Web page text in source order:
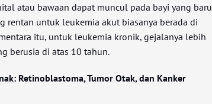
atau bawaan dapat muncul pada bayi yang baru
rentan untuk leukemia akut biasanya berada di
itu, untuk leukemia kronik, gejalanya lebih
berusia di atas 10 tahun.
Retinoblastoma, Tumor Otak, dan Kanker